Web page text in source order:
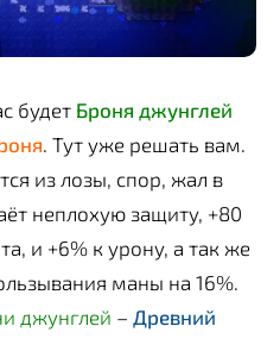
будет Броня джунглей
. Тут уже решать вам.
из лозы, спор, жал в
неплохую защиту, +80
и +6% к урону, а так же
маны на 16%.
джунглей – Древний